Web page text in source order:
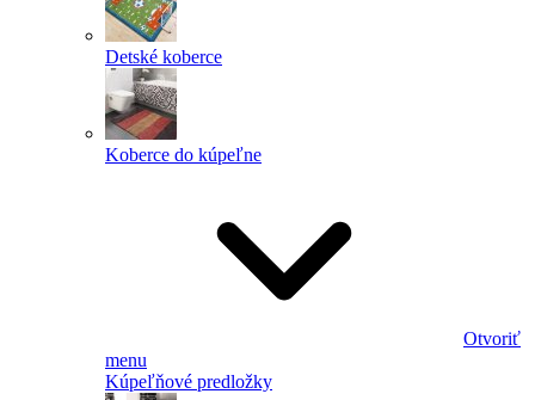
Detské koberce
Koberce do kúpeľne
Otvoriť
menu
Kúpeľňové predložky